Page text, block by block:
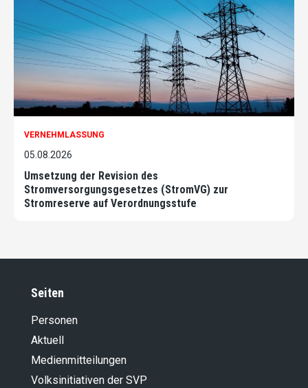
VERNEHMLASSUNG
05.08.2026
Umsetzung der Revision des
Stromversorgungsgesetzes (StromVG) zur
Stromreserve auf Verordnungsstufe
Seiten
Personen
Aktuell
Medienmitteilungen
Volksinitiativen der SVP